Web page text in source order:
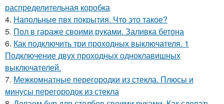
распределительная коробка
4. Напольные пвх покрытия. Что это такое?
5. Пол в гараже своими руками. Заливка бетона
6. Как подключить три проходных выключателя. 1
Подключение двух проходных одноклавишных
выключателей.
7. Межкомнатные перегородки из стекла. Плюсы и
минусы перегородок из стекла